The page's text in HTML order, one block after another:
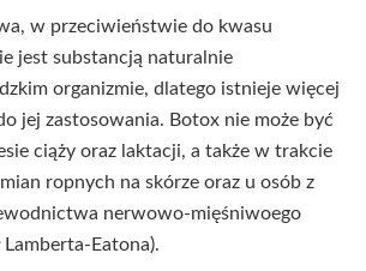
w przeciwieństwie do kwasu
jest substancją naturalnie
organizmie, dlatego istnieje więcej
jej zastosowania. Botox nie może być
ciąży oraz laktacji, a także w trakcie
ropnych na skórze oraz u osób z
nerwowo-mięśniwoego
Lamberta-Eatona).